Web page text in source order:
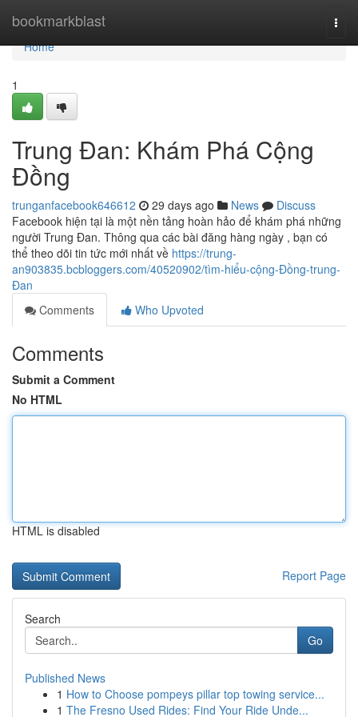
bookmarkblast
Home
Home
1
Trung Đan: Khám Phá Cộng
Đồng
trunganfacebook646612 29 days ago News
Discuss
Facebook hiện tại là một nền tảng hoàn hảo để khám phá những
người Trung Đan. Thông qua các bài đăng hàng ngày , bạn có
thể theo dõi tin tức mới nhất về https://trung-
an903835.bcbloggers.com/40520902/tìm-hiểu-cộng-Đồng-trung-
Đan
Comments
Who Upvoted
Comments
Submit a Comment
No HTML
HTML is disabled
Report Page
Search
Go
Published News
1 How to Choose pompeys pillar top towing service...
1 The Fresno Used Rides: Find Your Ride Unde...